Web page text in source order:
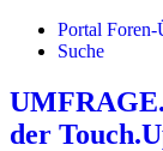
Portal Foren-
Suche
der